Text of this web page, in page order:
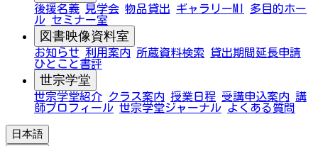
後援名義 見学会 物品貸出 ギャラリーMI
多目的ホー
ル セミナー室
図書映像資料室
お知らせ 利用案内 所蔵資料検索
貸出期間延長申請
ひとこと書評
世宗学堂
世宗学堂紹介 クラス案内 授業日程 受講申込案内 講
師プロフィール 世宗学堂ジャーナル よくある質問
日本語